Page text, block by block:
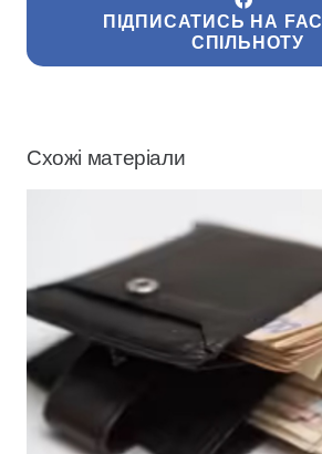
ПІДПИСАТИСЬ НА
СПІЛЬНОТУ
Схожі матеріали